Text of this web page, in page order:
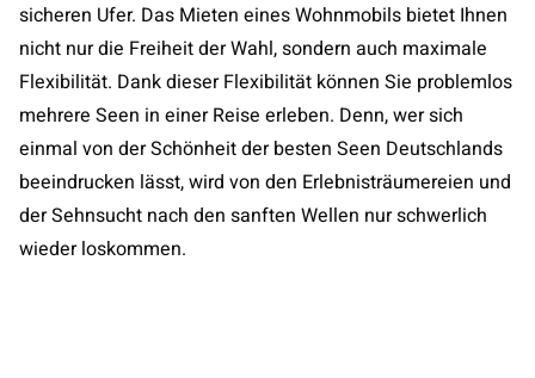
sicheren Ufer. Das Mieten eines Wohnmobils bietet Ihnen
nicht nur die Freiheit der Wahl, sondern auch maximale
Flexibilität. Dank dieser Flexibilität können Sie problemlos
mehrere Seen in einer Reise erleben. Denn, wer sich
einmal von der Schönheit der besten Seen Deutschlands
beeindrucken lässt, wird von den Erlebnisträumereien und
der Sehnsucht nach den sanften Wellen nur schwerlich
wieder loskommen.